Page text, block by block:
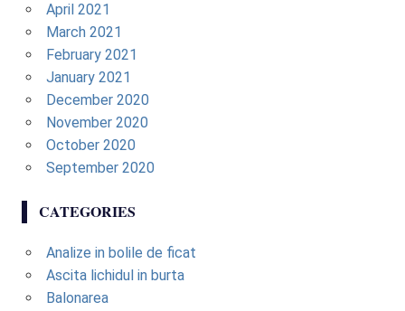
April 2021
March 2021
February 2021
January 2021
December 2020
November 2020
October 2020
September 2020
CATEGORIES
Analize in bolile de ficat
Ascita lichidul in burta
Balonarea